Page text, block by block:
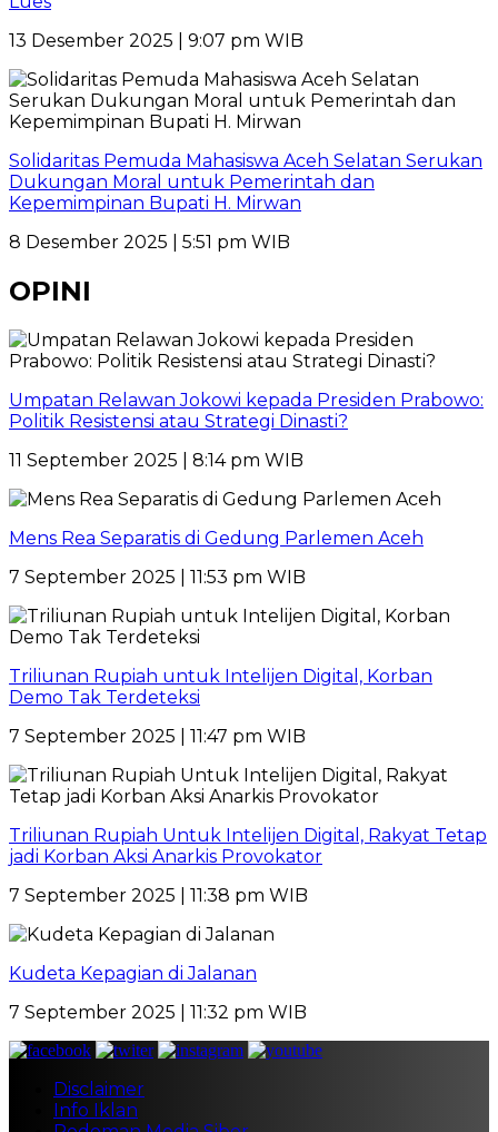
13 Desember 2025 | 9:07 pm WIB
Solidaritas Pemuda Mahasiswa Aceh Selatan Serukan
Dukungan Moral untuk Pemerintah dan
Kepemimpinan Bupati H. Mirwan
8 Desember 2025 | 5:51 pm WIB
OPINI
Umpatan Relawan Jokowi kepada Presiden Prabowo:
Politik Resistensi atau Strategi Dinasti?
11 September 2025 | 8:14 pm WIB
Mens Rea Separatis di Gedung Parlemen Aceh
7 September 2025 | 11:53 pm WIB
Triliunan Rupiah untuk Intelijen Digital, Korban
Demo Tak Terdeteksi
7 September 2025 | 11:47 pm WIB
Triliunan Rupiah Untuk Intelijen Digital, Rakyat Tetap
jadi Korban Aksi Anarkis Provokator
7 September 2025 | 11:38 pm WIB
Kudeta Kepagian di Jalanan
7 September 2025 | 11:32 pm WIB
Disclaimer
Info Iklan